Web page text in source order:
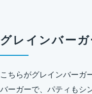
グレインバー
こちらがグレインバーガ
バーガーで、パティもシ